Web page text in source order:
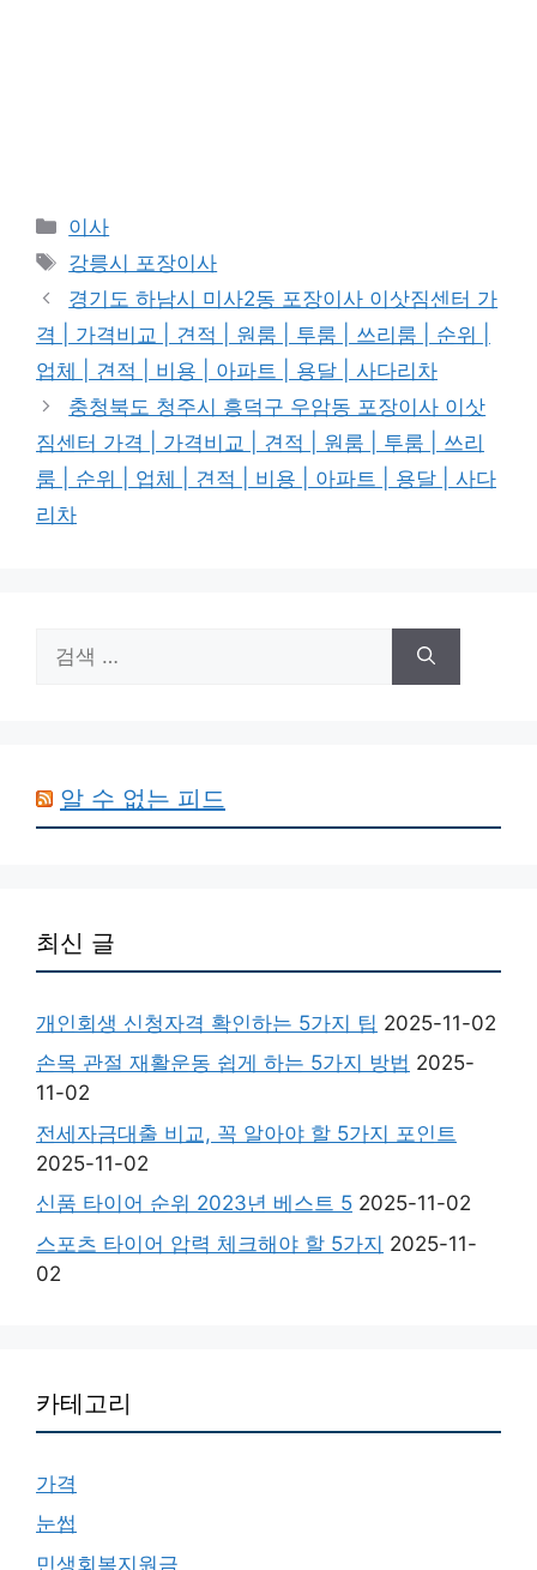
카
테
고
리
이사
태
그
강릉시 포장이사
경기도 하남시 미사2동 포장이사 이삿짐센터 가
격 | 가격비교 | 견적 | 원룸 | 투룸 | 쓰리룸 | 순위 |
업체 | 견적 | 비용 | 아파트 | 용달 | 사다리차
충청북도 청주시 흥덕구 우암동 포장이사 이삿
짐센터 가격 | 가격비교 | 견적 | 원룸 | 투룸 | 쓰리
룸 | 순위 | 업체 | 견적 | 비용 | 아파트 | 용달 | 사다
리차
색:
알 수 없는 피드
최신 글
개인회생 신청자격 확인하는 5가지 팁 2025-11-02
손목 관절 재활운동 쉽게 하는 5가지 방법 2025-
11-02
전세자금대출 비교, 꼭 알아야 할 5가지 포인트
2025-11-02
신품 타이어 순위 2023년 베스트 5 2025-11-02
스포츠 타이어 압력 체크해야 할 5가지 2025-11-
02
카테고리
가격
눈썹
민생회복지원금